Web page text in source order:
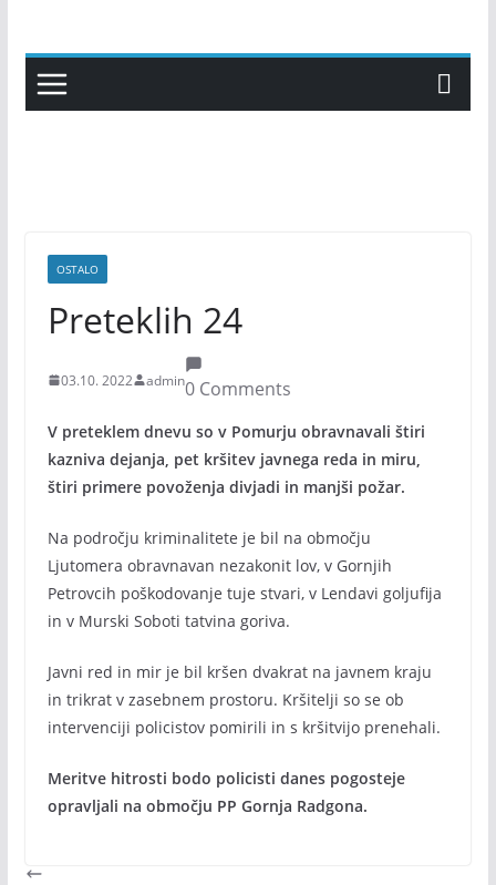
content
OSTALO
Preteklih 24
03.10. 2022 admin0 Comments
V preteklem dnevu so v Pomurju obravnavali štiri
kazniva dejanja, pet kršitev javnega reda in miru,
štiri primere povoženja divjadi in manjši požar.
Na področju kriminalitete je bil na območju
Ljutomera obravnavan nezakonit lov, v Gornjih
Petrovcih poškodovanje tuje stvari, v Lendavi goljufija
in v Murski Soboti tatvina goriva.
Javni red in mir je bil kršen dvakrat na javnem kraju
in trikrat v zasebnem prostoru. Kršitelji so se ob
intervenciji policistov pomirili in s kršitvijo prenehali.
Meritve hitrosti bodo policisti danes pogosteje
opravljali na območju PP Gornja Radgona.